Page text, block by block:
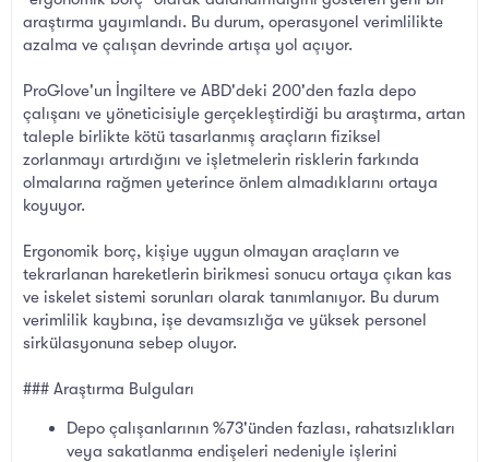
araştırma yayımlandı. Bu durum, operasyonel verimlilikte
azalma ve çalışan devrinde artışa yol açıyor.
ProGlove'un İngiltere ve ABD'deki 200'den fazla depo
çalışanı ve yöneticisiyle gerçekleştirdiği bu araştırma, artan
taleple birlikte kötü tasarlanmış araçların fiziksel
zorlanmayı artırdığını ve işletmelerin risklerin farkında
olmalarına rağmen yeterince önlem almadıklarını ortaya
koyuyor.
Ergonomik borç, kişiye uygun olmayan araçların ve
tekrarlanan hareketlerin birikmesi sonucu ortaya çıkan kas
ve iskelet sistemi sorunları olarak tanımlanıyor. Bu durum
verimlilik kaybına, işe devamsızlığa ve yüksek personel
sirkülasyonuna sebep oluyor.
### Araştırma Bulguları
Depo çalışanlarının %73'ünden fazlası, rahatsızlıkları
veya sakatlanma endişeleri nedeniyle işlerini